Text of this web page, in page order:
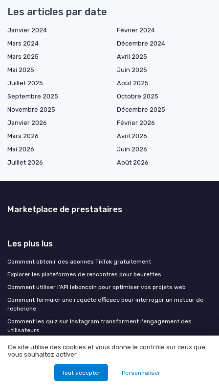
Les articles par date
Janvier 2024
Février 2024
Mars 2024
Décembre 2024
Mars 2025
Avril 2025
Mai 2025
Juin 2025
Juillet 2025
Août 2025
Septembre 2025
Octobre 2025
Novembre 2025
Décembre 2025
Janvier 2026
Février 2026
Mars 2026
Avril 2026
Mai 2026
Juin 2026
Juillet 2026
Août 2026
Marketplace de prestataires
Les plus lus
Comment obtenir des abonnés TikTok gratuitement
Explorer les plateformes de rencontres pour beurettes
Comment utiliser l’API leboncoin pour optimiser vos projets web
Comment formuler une requête efficace pour interroger un moteur de
recherche
Comment les quiz sur Instagram transforment l'engagement des
utilisateurs
Les derniers articles
Employee advocacy LinkedIn en 2026 : transformer vos experts internes
en relais de visibilité B2B
Ce site utilise des cookies et vous donne le contrôle sur ceux que
vous souhaitez activer
Tout accepter Personnaliser